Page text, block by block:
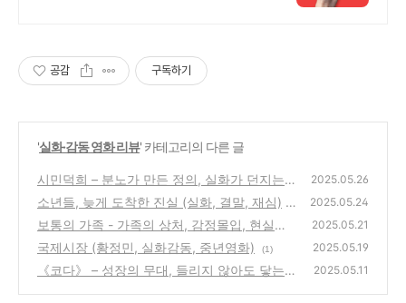
공감 구독하기
'실화·감동 영화 리뷰' 카테고리의 다른 글
시민덕희 – 분노가 만든 정의, 실화가 던지는
묵직한 울림
(0)
2025.05.26
소년들, 늦게 도착한 진실 (실화, 결말, 재심)
(0)
2025.05.24
보통의 가족 - 가족의 상처, 감정몰입, 현실공
감
(0)
2025.05.21
국제시장 (황정민, 실화감동, 중년영화) (1) 2025.05.19
《코다》 – 성장의 무대, 들리지 않아도 닿는
2025.05.11